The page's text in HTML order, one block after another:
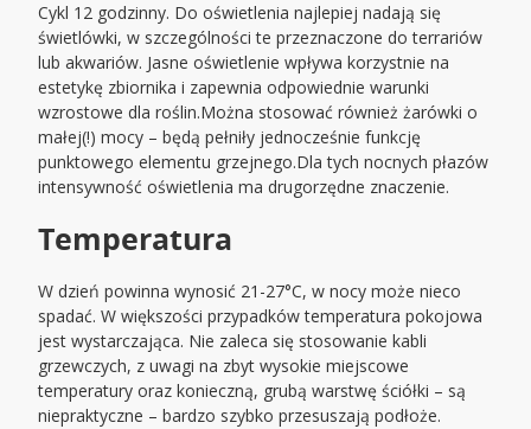
Cykl 12 godzinny. Do oświetlenia najlepiej nadają się
świetlówki, w szczególności te przeznaczone do terrariów
lub akwariów. Jasne oświetlenie wpływa korzystnie na
estetykę zbiornika i zapewnia odpowiednie warunki
wzrostowe dla roślin.Można stosować również żarówki o
małej(!) mocy – będą pełniły jednocześnie funkcję
punktowego elementu grzejnego.Dla tych nocnych płazów
intensywność oświetlenia ma drugorzędne znaczenie.
Temperatura
W dzień powinna wynosić 21-27°C, w nocy może nieco
spadać. W większości przypadków temperatura pokojowa
jest wystarczająca. Nie zaleca się stosowanie kabli
grzewczych, z uwagi na zbyt wysokie miejscowe
temperatury oraz konieczną, grubą warstwę ściółki – są
niepraktyczne – bardzo szybko przesuszają podłoże.